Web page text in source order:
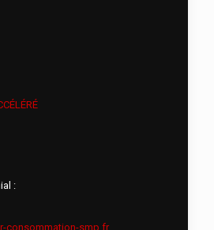
:
consommation-smp.fr